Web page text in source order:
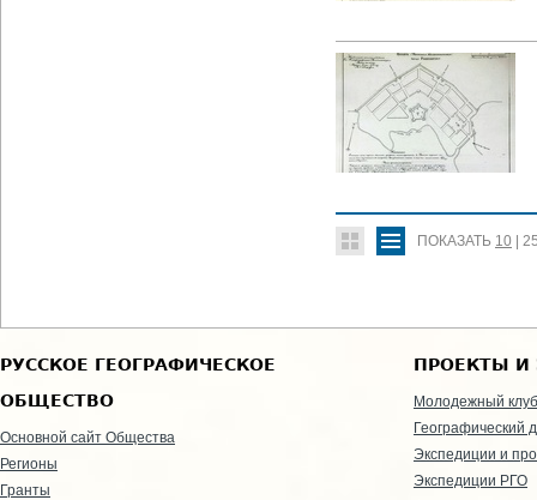
ПОКАЗАТЬ 10 |
РУССКОЕ ГЕОГРАФИЧЕСКОЕ
ОБЩЕСТВО
Основной сайт Общества
Регионы
Гранты
ПРОЕКТЫ И
Молодежный клуб
Географический
Экспедиции и
Экспедиции РГО